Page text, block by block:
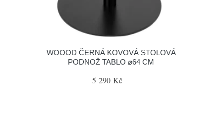
WOOOD ČERNÁ KOVOVÁ STOLOVÁ
PODNOŽ TABLO ⌀64 CM
5 290 Kč